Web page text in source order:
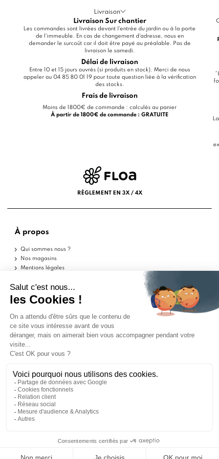
Livraison
Livraison Sur chantier
Les commandes sont livrées devant l'entrée du jardin ou à la porte
de l'immeuble. En cas de changement d'adresse, nous en
demander le surcoût car il doit être payé au préalable. Pas de
livraison le samedi.
Délai de livraison
Entre 10 et 15 jours ouvrés (si produits en stock). Merci de nous
appeler au 04 85 80 01 19 pour toute question liée à la vérification
des stocks.
Frais de livraison
Moins de 1800€ de commande : calculés au panier
À partir de 1800€ de commande : GRATUITE
RÈGLEMENT EN 3X / 4X
À propos
Qui sommes nous ?
Nos magasins
Mentions légales
Politique de confidentialité
Aide
Echantillons
Livraisons
Retours
FAQ
Contactez-nous
Marchand approuvé par la Société des Avis Garantis,
cliquez ici pour vérifier.
ILS PARLENT DE NOUS